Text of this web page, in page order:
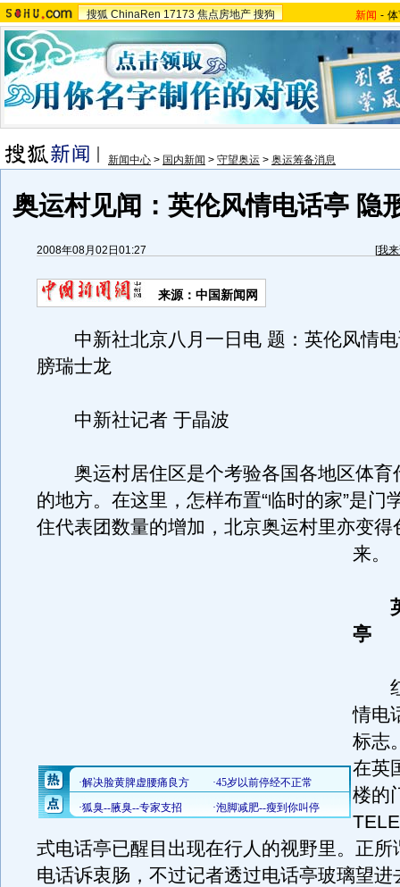
搜狐 ChinaRen 17173 焦点房地产 搜狗 新闻 -
新闻中心 > 国内新闻 > 守望奥运 > 奥运筹备消息
奥运村见闻：英伦风情电话亭 隐
2008年08月02日01:27 [我
来源：中国新闻网
中新社北京八月一日电 题：英伦风情电
膀瑞士龙
中新社记者 于晶波
奥运村居住区是个考验各国各地区体育
的地方。在这里，怎样布置“临时的家”是门
住代表团数量的增加，北京奥运村里亦变得
来。
亭
红
情电
标志
在英
楼的
式电话亭已醒目出现在行人的视野里。正所
电话诉衷肠，不过记者透过电话亭玻璃望进